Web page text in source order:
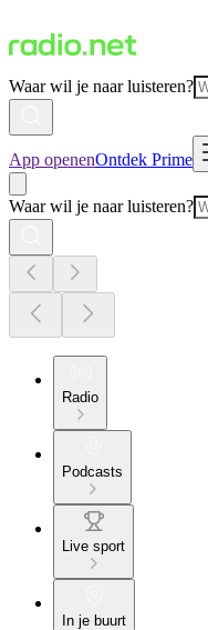
Waar wil je naar luisteren?
App openenOntdek Prime
Waar wil je naar luisteren?
Radio
Podcasts
Live sport
In je buurt